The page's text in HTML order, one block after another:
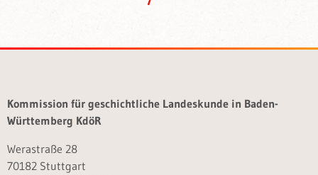
Kommission für geschichtliche Landeskunde in Baden-
Württemberg KdöR
Werastraße 28
70182 Stuttgart